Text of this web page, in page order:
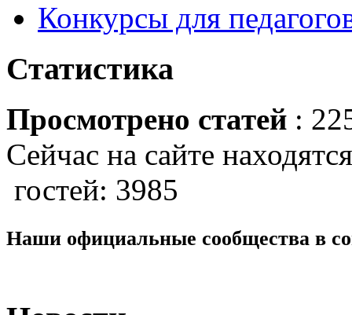
Конкурсы для
Статистика
Просмотрено статей :
Сейчас на сайте
гостей: 3985
Наши официальные сообщества в